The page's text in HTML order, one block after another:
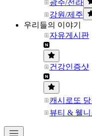
광주/전라
강원/제주
우리들의 이야기
자유게시판
건강인증샷
캐시로또
뷰티 & 웰